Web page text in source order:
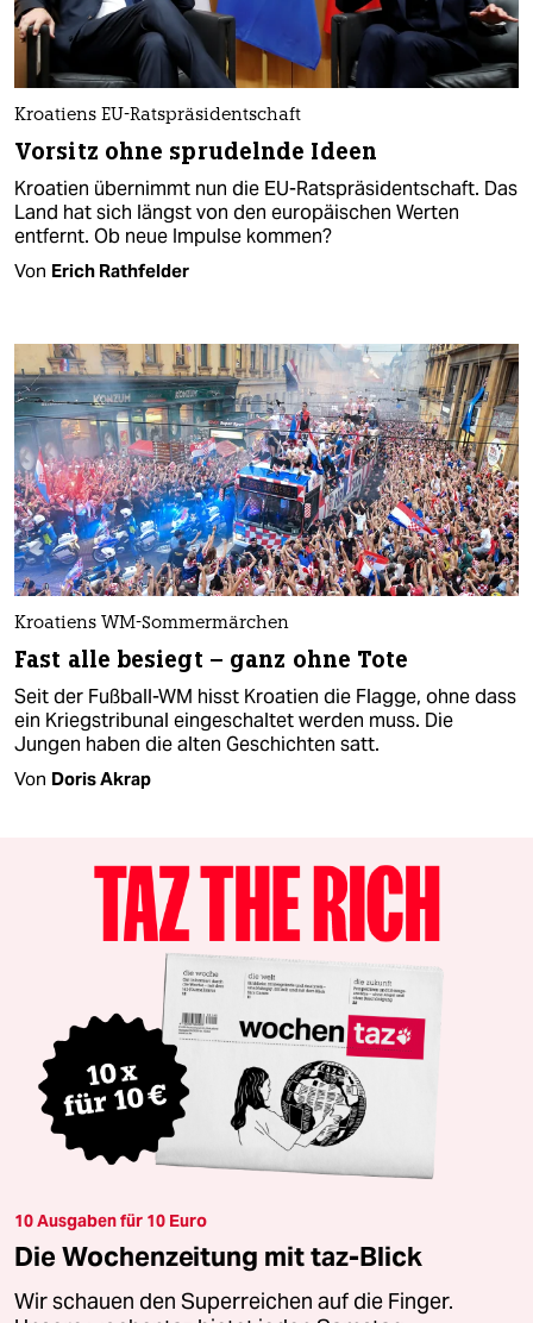
Kroatiens EU-Ratspräsidentschaft
Vorsitz ohne sprudelnde Ideen
Kroatien übernimmt nun die EU-Ratspräsidentschaft. Das
Land hat sich längst von den europäischen Werten
entfernt. Ob neue Impulse kommen?
Von Erich Rathfelder
Kroatiens WM-Sommermärchen
Fast alle besiegt – ganz ohne Tote
Seit der Fußball-WM hisst Kroatien die Flagge, ohne dass
ein Kriegstribunal eingeschaltet werden muss. Die
Jungen haben die alten Geschichten satt.
Von Doris Akrap
10 Ausgaben für 10 Euro
Die Wochenzeitung mit taz-Blick
Wir schauen den Superreichen auf die Finger.